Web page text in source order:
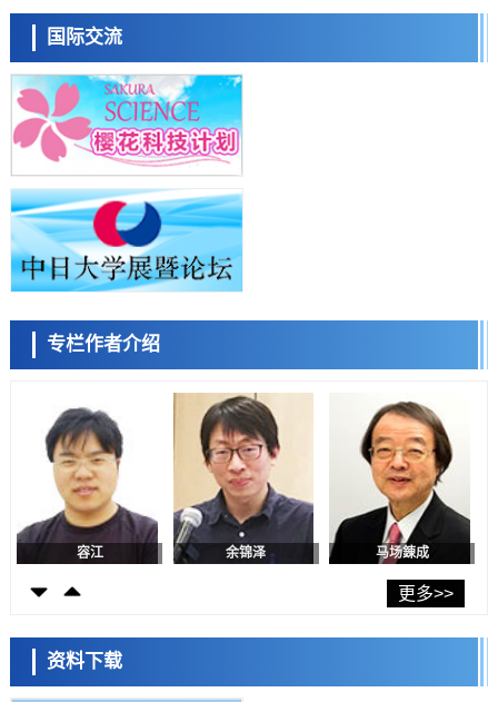
癌患者中开展临床试验
政策
日本发布《令和8年版科学技术与创新白皮书》，解读第七期基本计划
科学研究
东京大学发现可诱导细胞死亡的新型信使物质
科学研究
东京都健康长寿医疗中心跨器官揭示衰老过程中的糖链变化
科学研究
产总研无需石油利用松脂制备石墨前驱体，可作为电池电极材料
科学研究
东京大学和海上保安厅等发现南海海槽沿线板块边界锁定状态存在区域
政策
日本第2次医疗研究开发调整费，根据一线实际情况和需求分配99.3亿
日元
千叶大学鉴定出导致难治性疾病“肺高血压症”恶化的蛋白质“MYL9/12”，
会引发血管结构恶化
科学研究
京都大学高效生成光的构成单元“光子”，可应用于量子计算机
科学研究
用数理模型诠释慢性荨麻疹的发病机理，借助数学的力量实现个体化最
科学研究
【JST事业成果】发现室温下工作的交替磁体
夜景也能清晰呈现在纸上——日本“铁路摄影迷”教授研发新技术
科学研究
国际交流
专栏作者介绍
流员
小岩井忠道
陈小牧 李鸥 安宁
容江 余锦泽 马场錬成
更多>>
资料下载